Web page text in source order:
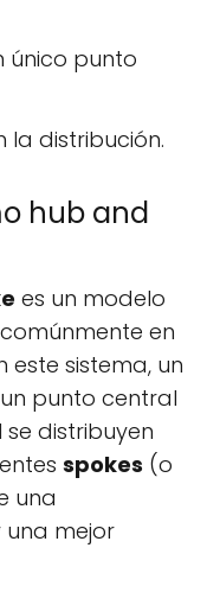
único punto
la distribución.
hub and
es un modelo
en
este sistema, un
punto central
distribuyen
spokes (o
una
mejor